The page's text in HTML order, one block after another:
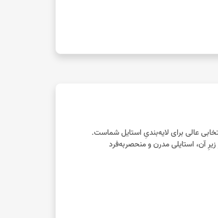
عالی برای لایه‌بندیِ استایل شماست.
آن، استایلی مدرن و منحصربه‌فرد